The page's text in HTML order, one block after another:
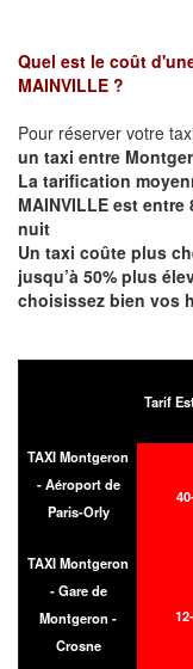
Quel est le coût
MAINVILLE ?
Pour réserver votre
un taxi entre
La tarification
MAINVILLE est
nuit
Un taxi coûte plus
jusqu’à 50% plus
choisissez bien vos
Tarif
TAXI Montgeron
- Aéroport de
Paris-Orly
TAXI Montgeron
- Gare de
Montgeron -
Crosne